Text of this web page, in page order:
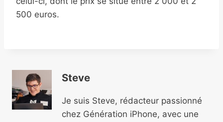
500 euros.
Steve
Je suis Steve, rédacteur passionné
chez Génération iPhone, avec une